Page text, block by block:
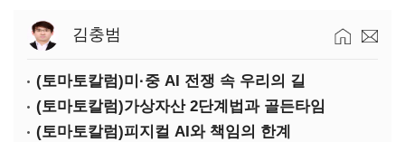
김충범
(토마토칼럼)미·중 AI 전쟁 속 우리의 길
(토마토칼럼)가상자산 2단계법과 골든타임
(토마토칼럼)피지컬 AI와 책임의 한계